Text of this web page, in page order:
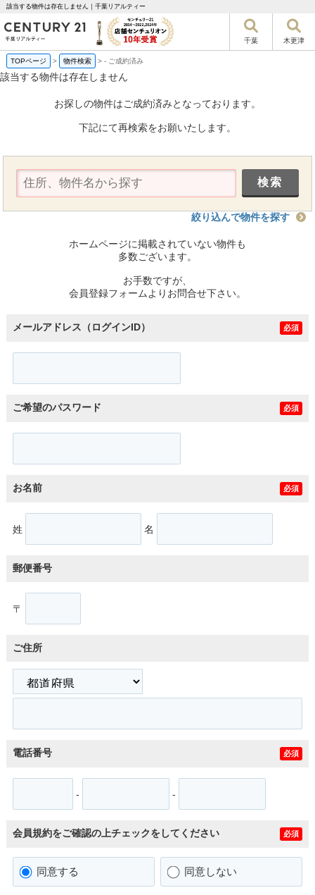
該当する物件は存在しません｜千葉リアルティー
千葉 木更津
TOPページ > 物件検索 >- ご成約済み
該当する物件は存在しません
お探しの物件はご成約済みとなっております。
下記にて再検索をお願いたします。
絞り込んで物件を探す
ホームページに掲載されていない物件も
多数ございます。
お手数ですが、
会員登録フォームよりお問合せ下さい。
メールアドレス（ログインID） 必須
ご希望のパスワード 必須
お名前 必須
姓 名
郵便番号
〒
ご住所
電話番号 必須
- -
会員規約をご確認の上チェックをしてください 必須
同意する 同意しない